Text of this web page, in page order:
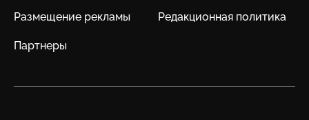
Размещение рекламы Редакционная политика
Партнеры